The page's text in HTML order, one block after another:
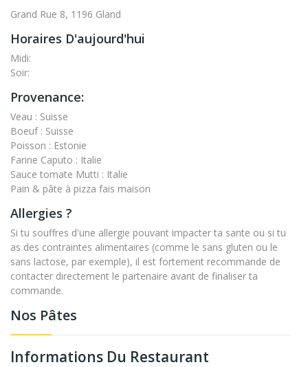
Nos Pâtes
Informations Du Restaurant
Grand Rue 8, 1196 Gland
Horaires D'aujourd'hui
Midi:
Soir:
Provenance:
Veau : Suisse
Boeuf : Suisse
Poisson : Estonie
Farine Caputo : Italie
Sauce tomate Mutti : Italie
Pain & pâte à pizza fais maison
Allergies ?
Si tu souffres d'une allergie pouvant impacter ta sante ou si tu
as des contraintes alimentaires (comme le sans gluten ou le
sans lactose, par exemple), il est fortement recommande de
contacter directement le partenaire avant de finaliser ta
commande.